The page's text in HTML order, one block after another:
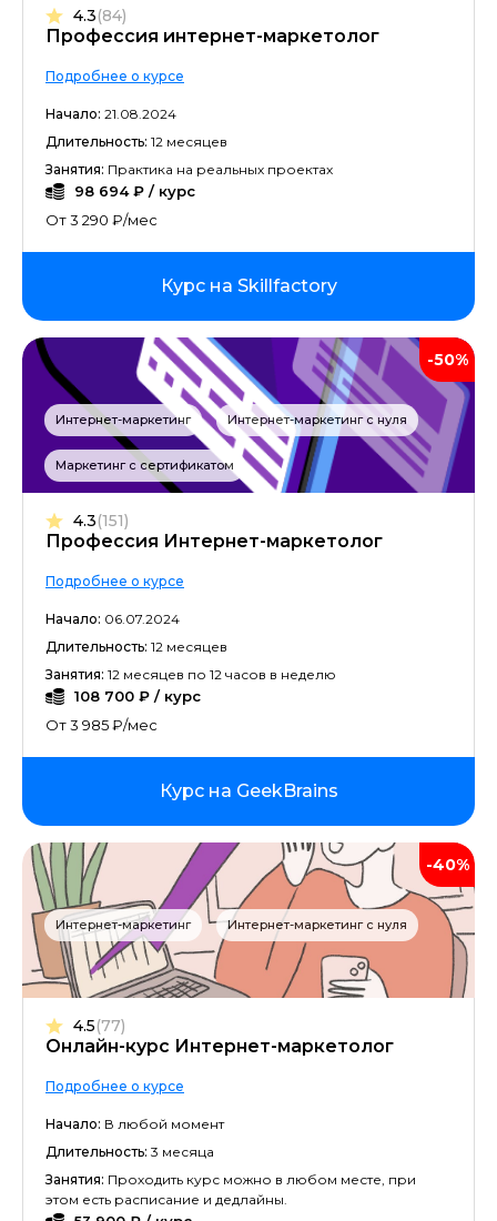
Профессия интернет-маркетолог
4.3(84)
Подробнее о курсе
Начало: 21.08.2024
Длительность: 12 месяцев
Занятия: Практика на реальных проектах
98 694 ₽ / курс
От 3 290 ₽/мес
Курс на Skillfactory
-50%
Интернет-маркетинг Интернет-маркетинг с нуля
Маркетинг с сертификатом
Профессия Интернет-маркетолог
4.3(151)
Подробнее о курсе
Начало: 06.07.2024
Длительность: 12 месяцев
Занятия: 12 месяцев по 12 часов в неделю
108 700 ₽ / курс
От 3 985 ₽/мес
Курс на GeekBrains
-40%
Интернет-маркетинг Интернет-маркетинг с нуля
Онлайн-курс Интернет-маркетолог
4.5(77)
Подробнее о курсе
Начало: В любой момент
Длительность: 3 месяца
Занятия: Проходить курс можно в любом месте, при
этом есть расписание и дедлайны.